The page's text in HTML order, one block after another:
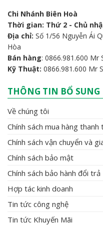
Chi Nhánh Biên Hoà
Thời gian: Thứ 2 - Chủ
Địa chỉ: Số 1/56 Nguyễn Ái
Hòa
Bán hàng: 0866.981.600 Mr
Kỹ Thuật: 0866.981.600 Mr
THÔNG TIN BỔ SUNG
Về chúng tôi
Chính sách mua hàng thanh
Chính sách vận chuyển và
Chính sách bảo mật
Chính sách bảo hành đổi trả
Hợp tác kinh doanh
Tin tức công nghệ
Tin tức Khuyến Mãi